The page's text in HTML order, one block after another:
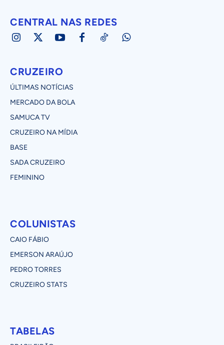
CENTRAL NAS REDES
CRUZEIRO
ÚLTIMAS NOTÍCIAS
MERCADO DA BOLA
SAMUCA TV
CRUZEIRO NA MÍDIA
BASE
SADA CRUZEIRO
FEMININO
COLUNISTAS
CAIO FÁBIO
EMERSON ARAÚJO
PEDRO TORRES
CRUZEIRO STATS
TABELAS